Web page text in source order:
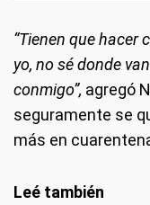
“Tienen que hacer
yo, no sé donde
conmigo”, agregó
seguramente se
más en